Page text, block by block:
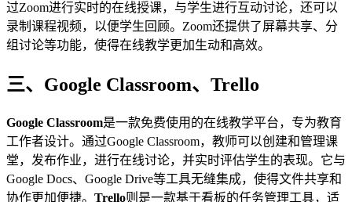
过Zoom进行实时的在线授课，与学生进行互动讨论，还可以
录制课程视频，以便学生回顾。Zoom还提供了屏幕共享、分
组讨论等功能，使得在线教学更加生动和高效。
三、Google Classroom、Trello
Google Classroom是一款免费使用的在线教学平台，专为教育
工作者设计。通过Google Classroom，教师可以创建和管理课
堂，发布作业，进行在线讨论，并实时评估学生的表现。它与
Google Docs、Google Drive等工具无缝集成，使得文件共享和
协作更加便捷。 Trello则是一款基于看板的任务管理工具，适